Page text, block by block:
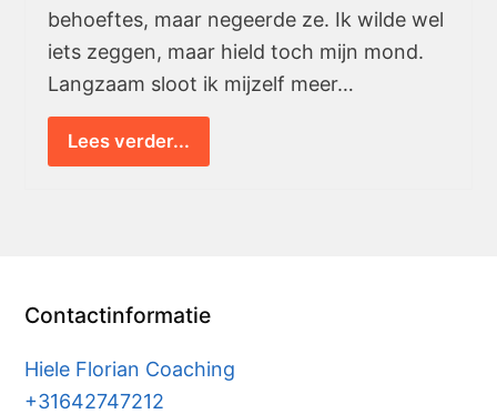
behoeftes, maar negeerde ze. Ik wilde wel
iets zeggen, maar hield toch mijn mond.
Langzaam sloot ik mijzelf meer…
Lees verder...
Contactinformatie
Hiele Florian Coaching
+31642747212